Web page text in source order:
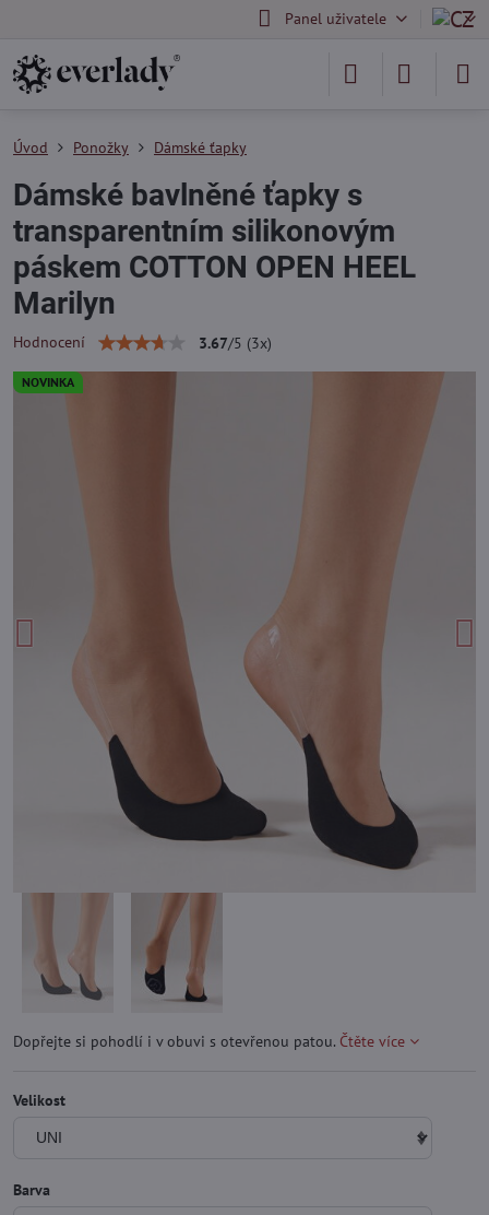
Panel uživatele
NOVINKA
Úvod Ponožky Dámské ťapky
Dámské bavlněné ťapky s
transparentním silikonovým
páskem COTTON OPEN HEEL
Marilyn
Hodnocení 3.67/5 (3x)
Dopřejte si pohodlí i v obuvi s otevřenou patou. Čtěte více
Velikost
Barva